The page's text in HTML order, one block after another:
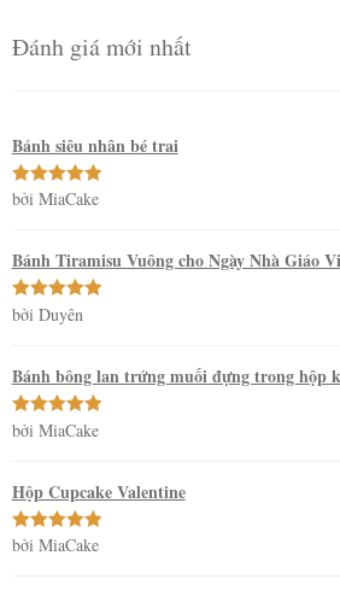
Đánh giá mới nhất
Bánh siêu nhân bé trai
Được xếp
bởi MiaCake
Bánh Tiramisu Vuông cho Ngày Nhà Giáo
Được xếp
bởi Duyên
Bánh bông lan trứng muối đựng trong hộp
Được xếp
bởi MiaCake
Hộp Cupcake Valentine
Được xếp
bởi MiaCake